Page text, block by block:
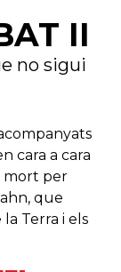
II
no sigui
cara a cara
mort per
que
Terra i els